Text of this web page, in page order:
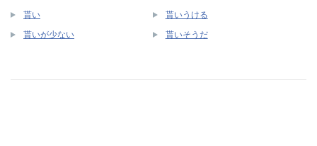
貰い 貰いうける
貰いが少ない 貰いそうだ